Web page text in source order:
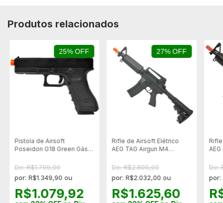
Produtos relacionados
25% OFF
Pistola de Airsoft
Poseidon G18 Green Gás
De: R$1.799,00
por: R$1.349,90 ou
R$1.079,92
27% OFF
Rifle de Airsoft Elétrico
AEG TAG Airgun M4
Blowback
De: R$2.800,00
por: R$2.032,00 ou
R$1.625,60
De:
por: